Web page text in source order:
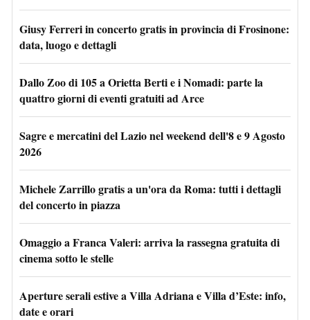
Giusy Ferreri in concerto gratis in provincia di Frosinone:
data, luogo e dettagli
Dallo Zoo di 105 a Orietta Berti e i Nomadi: parte la
quattro giorni di eventi gratuiti ad Arce
Sagre e mercatini del Lazio nel weekend dell'8 e 9 Agosto
2026
Michele Zarrillo gratis a un'ora da Roma: tutti i dettagli
del concerto in piazza
Omaggio a Franca Valeri: arriva la rassegna gratuita di
cinema sotto le stelle
Aperture serali estive a Villa Adriana e Villa d’Este: info,
date e orari